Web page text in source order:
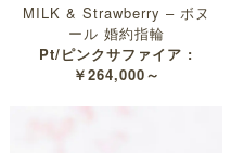
MILK & Strawberry – ボヌ
ール 婚約指輪
Pt/ピンクサファイア :
￥264,000～